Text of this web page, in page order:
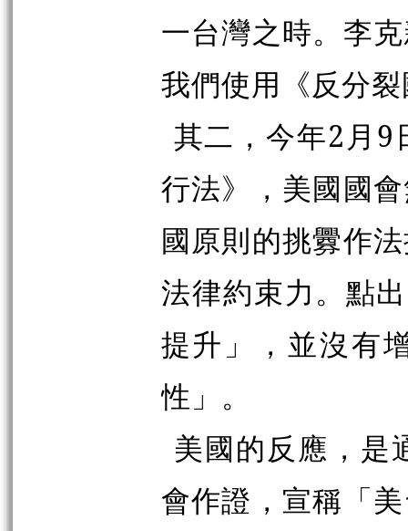
一台灣之時。李
我們使用《反分
其二，今年2月9
行法》，美國國
國原則的挑釁作
法律約束力。點
提升」，並沒有
性」。
美國的反應，是
會作證，宣稱「